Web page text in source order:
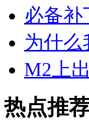
必备
为什
M2上
热点推